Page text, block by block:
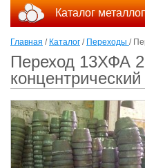
Каталог
Главная / Каталог / Переходы /
Переход 13ХФА